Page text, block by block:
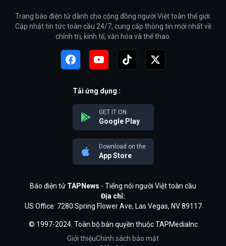
Trang báo điện tử dành cho cộng đồng người Việt toàn thế giới.
Cập nhật tin tức toàn cầu 24/7, cung cấp thông tin mới nhất về
chính trị, kinh tế, văn hóa và thể thao.
Tải ứng dụng :
GET IT ON
Google Play
Download on the
App Store
Báo điện tử TAPNews - Tiếng nói người Việt toàn cầu
Địa chỉ:
US Office: 7280 Spring Flower Ave, Las Vegas, NV 89117
© 1997-2024. Toàn bộ bản quyền thuộc TAPMediaInc
Giới thiệuChính sách bảo mật